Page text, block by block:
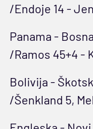
/Endoje 14 -
Panama -
/Ramos 45+4 -
Bolivija -
/Šenkland 5,